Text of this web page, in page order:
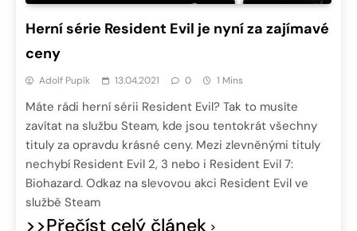
Herní série Resident Evil je nyní za zajímavé
ceny
Adolf Pupík 13.04.2021 0 1 Mins
Máte rádi herní sérii Resident Evil? Tak to musíte
zavítat na službu Steam, kde jsou tentokrát všechny
tituly za opravdu krásné ceny. Mezi zlevněnými tituly
nechybí Resident Evil 2, 3 nebo i Resident Evil 7:
Biohazard. Odkaz na slevovou akci Resident Evil ve
službě Steam
>>Přečíst celý článek